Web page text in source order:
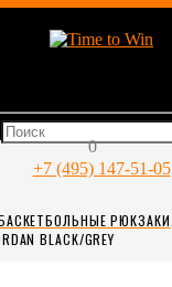
0
+7 (495) 147-51-05
РЮКЗАКИ
BLACK/GREY